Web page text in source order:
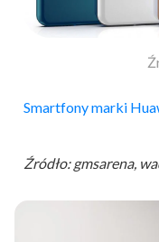
Smartfony marki
Źródło: gmsarena,